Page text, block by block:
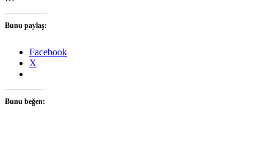
Bunu paylaş:
Facebook
X
Bunu beğen: